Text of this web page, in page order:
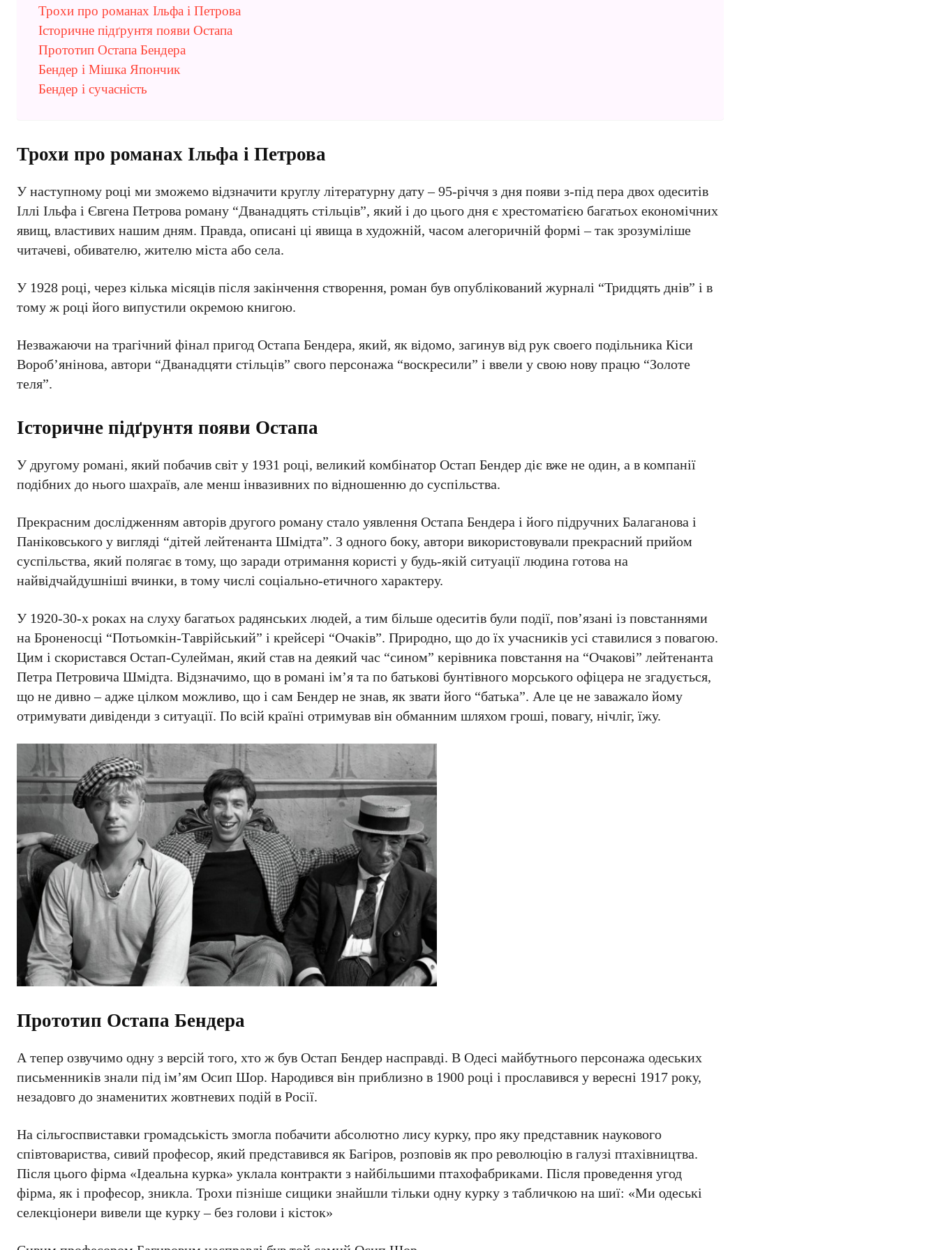
Трохи про романах Ільфа і Петрова
Історичне підґрунтя появи Остапа
Прототип Остапа Бендера
Бендер і Мішка Япончик
Бендер і сучасність
Трохи про романах Ільфа і Петрова
У наступному році ми зможемо відзначити круглу літературну дату – 95-річчя з дня появи з-під пера двох одеситів
Іллі Ільфа і Євгена Петрова роману “Дванадцять стільців”, який і до цього дня є хрестоматією багатьох економічних
явищ, властивих нашим дням. Правда, описані ці явища в художній, часом алегоричній формі – так зрозуміліше
читачеві, обивателю, жителю міста або села.
У 1928 році, через кілька місяців після закінчення створення, роман був опублікований журналі “Тридцять днів” і в
тому ж році його випустили окремою книгою.
Незважаючи на трагічний фінал пригод Остапа Бендера, який, як відомо, загинув від рук своего подільника Кіси
Вороб’янінова, автори “Дванадцяти стільців” свого персонажа “воскресили” і ввели у свою нову працю “Золоте
теля”.
Історичне підґрунтя появи Остапа
У другому романі, який побачив світ у 1931 році, великий комбінатор Остап Бендер діє вже не один, а в компанії
подібних до нього шахраїв, але менш інвазивних по відношенню до суспільства.
Прекрасним дослідженням авторів другого роману стало уявлення Остапа Бендера і його підручних Балаганова і
Паніковського у вигляді “дітей лейтенанта Шмідта”. З одного боку, автори використовували прекрасний прийом
суспільства, який полягає в тому, що заради отримання користі у будь-якій ситуації людина готова на
найвідчайдушніші вчинки, в тому числі соціально-етичного характеру.
У 1920-30-х роках на слуху багатьох радянських людей, а тим більше одеситів були події, пов’язані із повстаннями
на Броненосці “Потьомкін-Таврійський” і крейсері “Очаків”. Природно, що до їх учасників усі ставилися з повагою.
Цим і скористався Остап-Сулейман, який став на деякий час “сином” керівника повстання на “Очакові” лейтенанта
Петра Петровича Шмідта. Відзначимо, що в романі ім’я та по батькові бунтівного морського офіцера не згадується,
що не дивно – адже цілком можливо, що і сам Бендер не знав, як звати його “батька”. Але це не заважало йому
отримувати дивіденди з ситуації. По всій країні отримував він обманним шляхом гроші, повагу, нічліг, їжу.
Прототип Остапа Бендера
А тепер озвучимо одну з версій того, хто ж був Остап Бендер насправді. В Одесі майбутнього персонажа одеських
письменників знали під ім’ям Осип Шор. Народився він приблизно в 1900 році і прославився у вересні 1917 року,
незадовго до знаменитих жовтневих подій в Росії.
На сільгоспвиставки громадськість змогла побачити абсолютно лису курку, про яку представник наукового
співтовариства, сивий професор, який представився як Багіров, розповів як про революцію в галузі птахівництва.
Після цього фірма «Ідеальна курка» уклала контракти з найбільшими птахофабриками. Після проведення угод
фірма, як і професор, зникла. Трохи пізніше сищики знайшли тільки одну курку з табличкою на шиї: «Ми одеські
селекціонери вивели ще курку – без голови і кісток»